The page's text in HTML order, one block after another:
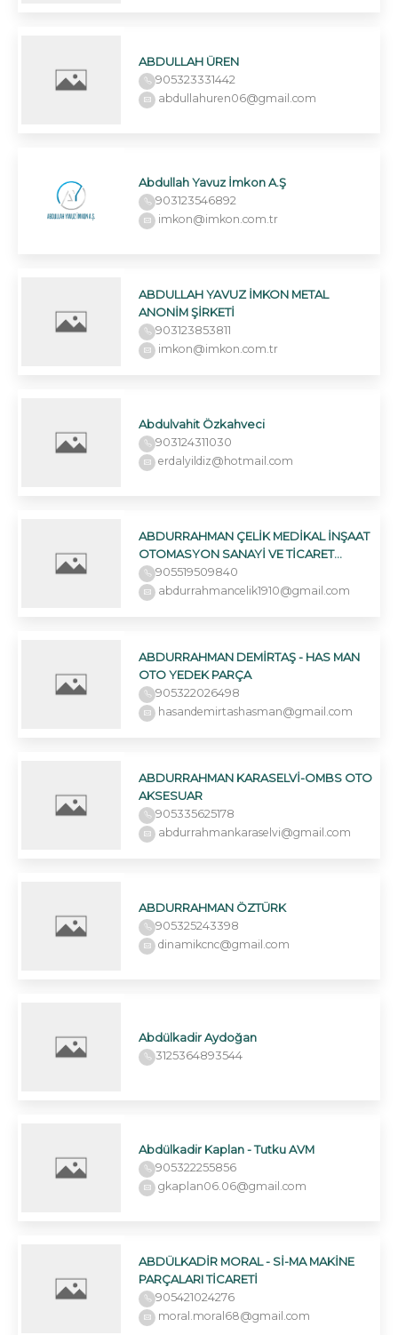
ABDULLAH ÜREN
905323331442
abdullahuren06@gmail.com
Abdullah Yavuz İmkon A.Ş
903123546892
imkon@imkon.com.tr
ABDULLAH YAVUZ İMKON METAL
ANONİM ŞİRKETİ
903123853811
imkon@imkon.com.tr
Abdulvahit Özkahveci
903124311030
erdalyildiz@hotmail.com
ABDURRAHMAN ÇELİK MEDİKAL İNŞAAT
OTOMASYON SANAYİ VE TİCARET
LİMİTED ŞİRKETİ
905519509840
abdurrahmancelik1910@gmail.com
ABDURRAHMAN DEMİRTAŞ - HAS MAN
OTO YEDEK PARÇA
905322026498
hasandemirtashasman@gmail.com
ABDURRAHMAN KARASELVİ-OMBS OTO
AKSESUAR
905335625178
abdurrahmankaraselvi@gmail.com
ABDURRAHMAN ÖZTÜRK
905325243398
dinamikcnc@gmail.com
Abdülkadir Aydoğan
3125364893544
Abdülkadir Kaplan - Tutku AVM
905322255856
gkaplan06.06@gmail.com
ABDÜLKADİR MORAL - Sİ-MA MAKİNE
PARÇALARI TİCARETİ
905421024276
moral.moral68@gmail.com